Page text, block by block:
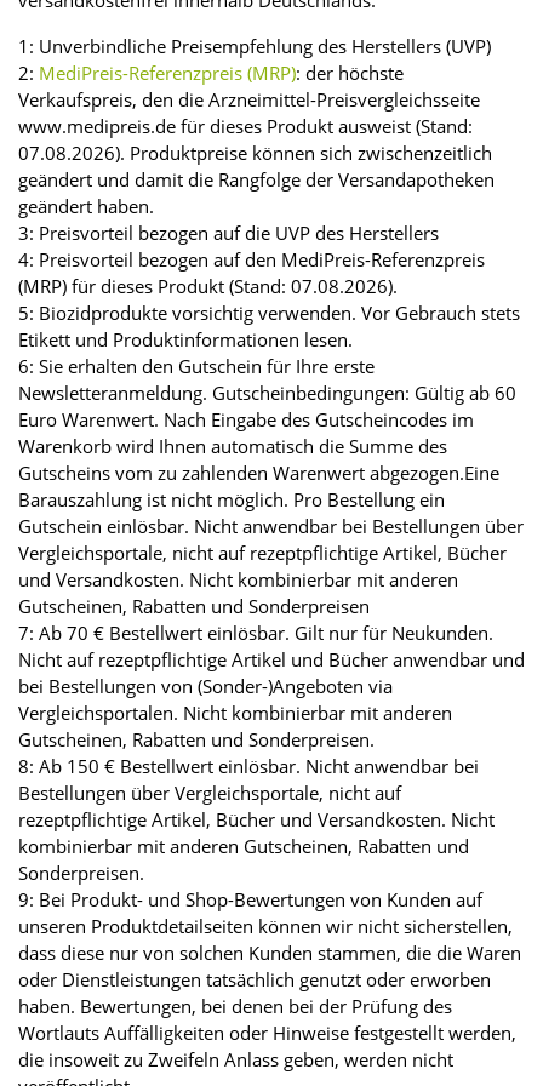
1: Unverbindliche Preisempfehlung des Herstellers (UVP)
2: MediPreis-Referenzpreis (MRP): der höchste
Verkaufspreis, den die Arzneimittel-Preisvergleichsseite
www.medipreis.de für dieses Produkt ausweist (Stand:
07.08.2026). Produktpreise können sich zwischenzeitlich
geändert und damit die Rangfolge der Versandapotheken
geändert haben.
3: Preisvorteil bezogen auf die UVP des Herstellers
4: Preisvorteil bezogen auf den MediPreis-Referenzpreis
(MRP) für dieses Produkt (Stand: 07.08.2026).
5: Biozidprodukte vorsichtig verwenden. Vor Gebrauch stets
Etikett und Produktinformationen lesen.
6: Sie erhalten den Gutschein für Ihre erste
Newsletteranmeldung. Gutscheinbedingungen: Gültig ab 60
Euro Warenwert. Nach Eingabe des Gutscheincodes im
Warenkorb wird Ihnen automatisch die Summe des
Gutscheins vom zu zahlenden Warenwert abgezogen.Eine
Barauszahlung ist nicht möglich. Pro Bestellung ein
Gutschein einlösbar. Nicht anwendbar bei Bestellungen über
Vergleichsportale, nicht auf rezeptpflichtige Artikel, Bücher
und Versandkosten. Nicht kombinierbar mit anderen
Gutscheinen, Rabatten und Sonderpreisen
7: Ab 70 € Bestellwert einlösbar. Gilt nur für Neukunden.
Nicht auf rezeptpflichtige Artikel und Bücher anwendbar und
bei Bestellungen von (Sonder-)Angeboten via
Vergleichsportalen. Nicht kombinierbar mit anderen
Gutscheinen, Rabatten und Sonderpreisen.
8: Ab 150 € Bestellwert einlösbar. Nicht anwendbar bei
Bestellungen über Vergleichsportale, nicht auf
rezeptpflichtige Artikel, Bücher und Versandkosten. Nicht
kombinierbar mit anderen Gutscheinen, Rabatten und
Sonderpreisen.
9: Bei Produkt- und Shop-Bewertungen von Kunden auf
unseren Produktdetailseiten können wir nicht sicherstellen,
dass diese nur von solchen Kunden stammen, die die Waren
oder Dienstleistungen tatsächlich genutzt oder erworben
haben. Bewertungen, bei denen bei der Prüfung des
Wortlauts Auffälligkeiten oder Hinweise festgestellt werden,
die insoweit zu Zweifeln Anlass geben, werden nicht